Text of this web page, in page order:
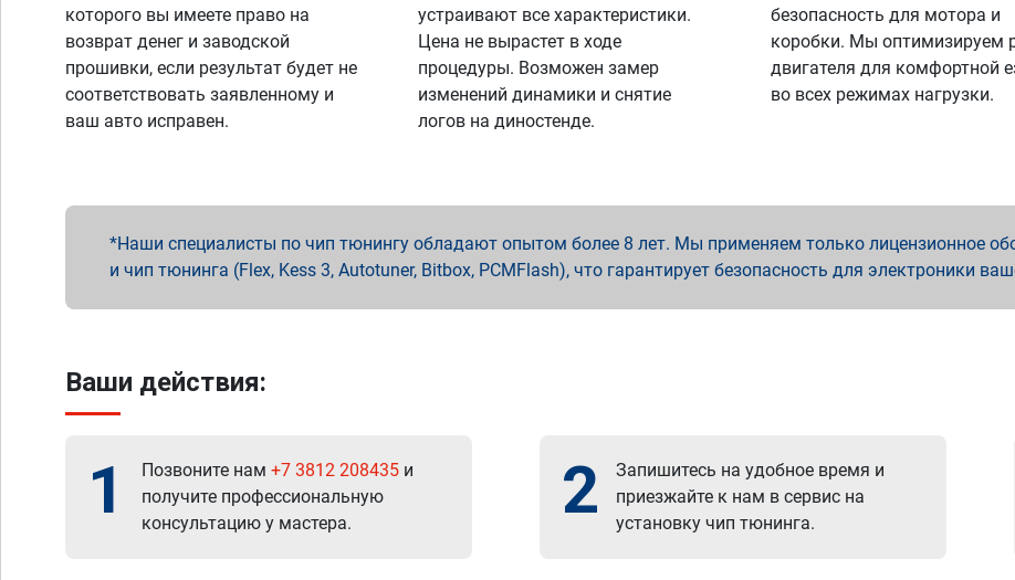
которого вы имеете право на
возврат денег и заводской
прошивки, если результат будет не
соответствовать заявленному и
ваш авто исправен.
устраивают все характеристики.
Цена не вырастет в ходе
процедуры. Возможен замер
изменений динамики и снятие
логов на диностенде.
безопасность для мотора и
коробки. Мы оптимизируем
двигателя для комфортной
во всех режимах нагрузки.
Наши специалисты по чип тюнингу обладают опытом более 8 лет. Мы применяем только лицензионное
и чип тюнинга (Flex, Kess 3, Autotuner, Bitbox, PCMFlash), что гарантирует безопасность для электроники
Ваши действия:
1 Позвоните нам +7 3812 208435 и
получите профессиональную
консультацию у мастера.
2
Запишитесь на удобное время и
приезжайте к нам в сервис на
установку чип тюнинга.